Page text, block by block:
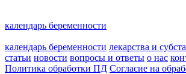
календарь беременности
календарь беременности лекарства и
статьи новости вопросы и ответы о нас
Политика обработки ПД Согласие на